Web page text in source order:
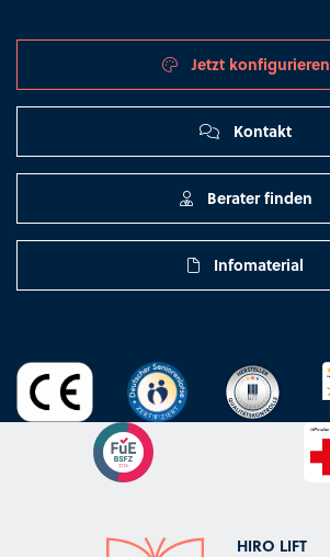
Jetzt konfigurieren
Kontakt
Berater finden
Infomaterial
HIRO LIFT